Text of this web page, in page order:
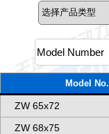
Model No.
ZW 65x72
ZW 68x75